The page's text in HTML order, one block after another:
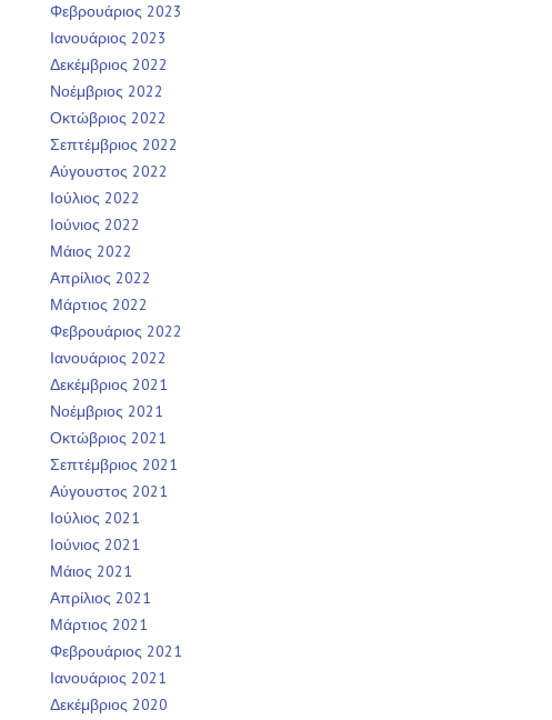
Φεβρουάριος 2023
Ιανουάριος 2023
Δεκέμβριος 2022
Νοέμβριος 2022
Οκτώβριος 2022
Σεπτέμβριος 2022
Αύγουστος 2022
Ιούλιος 2022
Ιούνιος 2022
Μάιος 2022
Απρίλιος 2022
Μάρτιος 2022
Φεβρουάριος 2022
Ιανουάριος 2022
Δεκέμβριος 2021
Νοέμβριος 2021
Οκτώβριος 2021
Σεπτέμβριος 2021
Αύγουστος 2021
Ιούλιος 2021
Ιούνιος 2021
Μάιος 2021
Απρίλιος 2021
Μάρτιος 2021
Φεβρουάριος 2021
Ιανουάριος 2021
Δεκέμβριος 2020